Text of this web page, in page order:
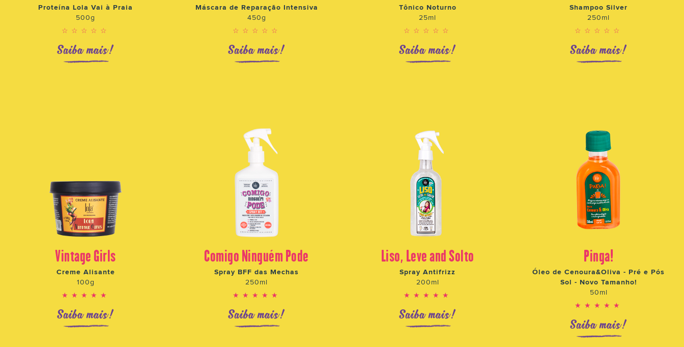
Proteína Lola Vai à Praia
500g
☆☆☆☆☆
Saiba mais!
Máscara de Reparação Intensiva
450g
☆☆☆☆☆
Saiba mais!
Tônico Noturno
25ml
☆☆☆☆☆
Saiba mais!
Shampoo Silver
250ml
☆☆☆☆☆
Saiba mais!
Vintage Girls
Creme Alisante
100g
★★★★★
Saiba mais!
Comigo Ninguém Pode
Spray BFF das Mechas
250ml
★★★★★
Saiba mais!
Liso, Leve and Solto
Spray Antifrizz
200ml
★★★★★
Saiba mais!
Pinga!
Óleo de Cenoura&Oliva - Pré e Pós
Sol - Novo Tamanho!
50ml
★★★★★
Saiba mais!